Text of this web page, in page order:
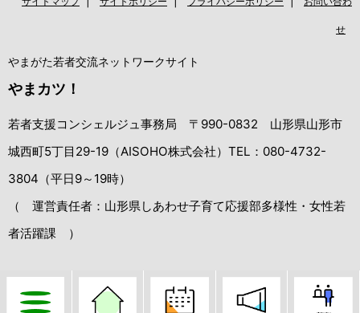
せ
やまがた若者交流ネットワークサイト
やまカツ！
若者支援コンシェルジュ事務局 〒990-0832 山形県山形市
城西町5丁目29-19（AISOHO株式会社）TEL：080-4732-
3804（平日9～19時）
（ 運営責任者：山形県しあわせ子育て応援部多様性・女性若
者活躍課 ）
Copyright（C）Yamagata Wakamono Kouryu Network All Rights